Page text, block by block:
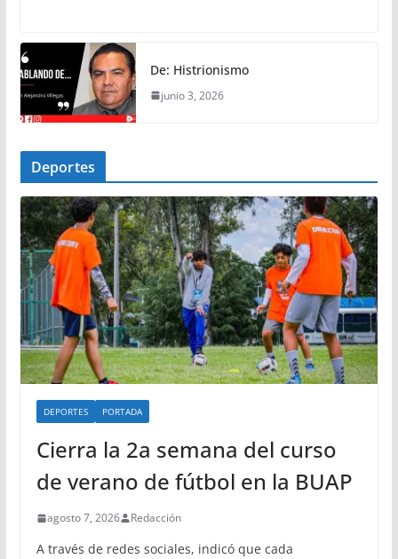
De: Histrionismo
junio 3, 2026
Deportes
DEPORTES PORTADA
Cierra la 2a semana del curso
de verano de fútbol en la BUAP
agosto 7, 2026 Redacción
A través de redes sociales, indicó que cada